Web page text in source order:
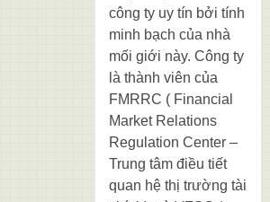
công ty uy tín bởi tính
minh bạch của nhà
mối giới này. Công ty
là thành viên của
FMRRC ( Financial
Market Relations
Regulation Center –
Trung tâm điều tiết
quan hệ thị trường tài